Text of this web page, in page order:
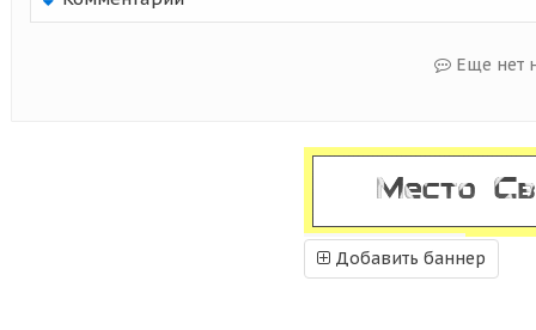
Еще нет
Добавить баннер